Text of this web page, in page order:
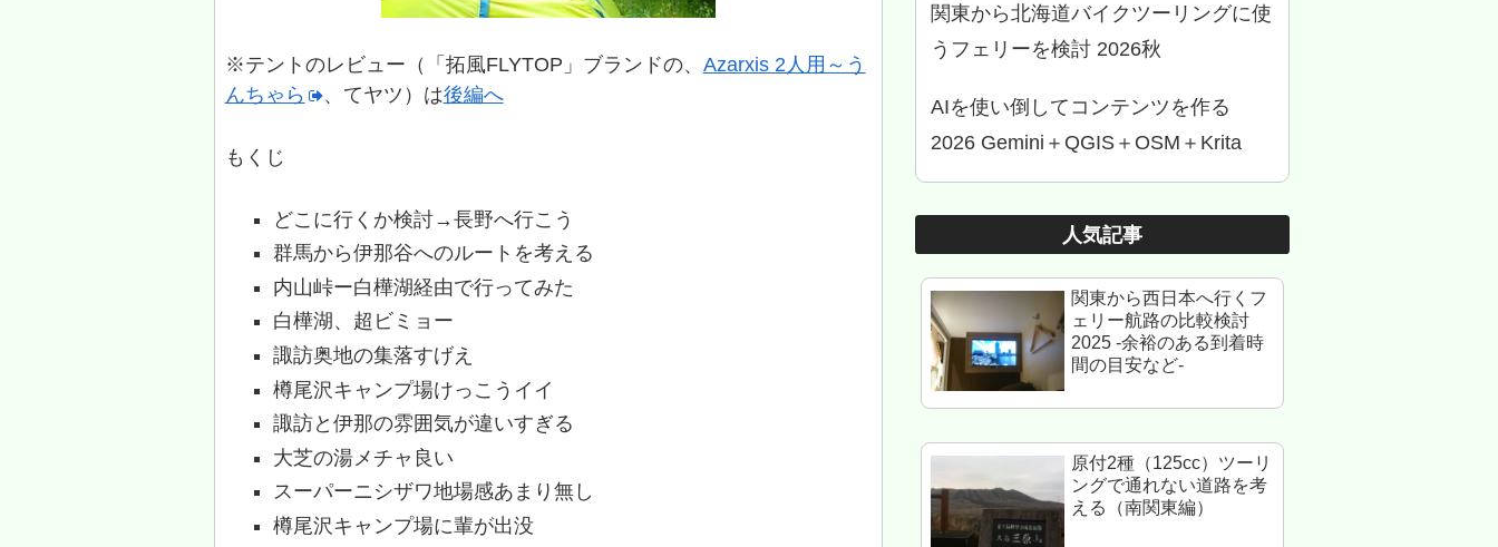
※テントのレビュー（「拓風FLYTOP」ブランドの、 Azarxis 2人用～う
んちゃら
、てヤツ）は後編へ
もくじ
どこに行くか検討→長野へ行こう
群馬から伊那谷へのルートを考える
内山峠ー白樺湖経由で行ってみた
白樺湖、超ビミョー
諏訪奥地の集落すげえ
樽尾沢キャンプ場けっこうイイ
諏訪と伊那の雰囲気が違いすぎる
大芝の湯メチャ良い
スーパーニシザワ地場感あまり無し
樽尾沢キャンプ場に輩が出没
関東から北海道バイクツーリングに使
うフェリーを検討 2026秋
AIを使い倒してコンテンツを作る
2026 Gemini＋QGIS＋OSM＋Krita
人気記事
関東から西日本へ行くフ
ェリー航路の比較検討
2025 -余裕のある到着時
間の目安など-
原付2種（125cc）ツーリ
ングで通れない道路を考
える（南関東編）